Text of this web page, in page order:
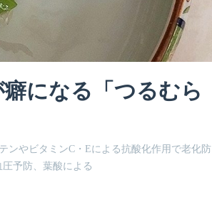
になる「つるむら
ンやビタミンC・Eによる抗酸化作用で老化防
予防、葉酸による